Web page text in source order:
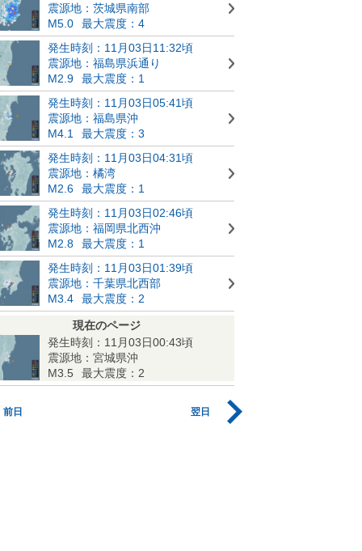
震源地：茨城県南部
M5.0
最大震度：4
発生時刻：11月03日11:32頃
震源地：福島県浜通り
M2.9
最大震度：1
発生時刻：11月03日05:41頃
震源地：福島県沖
M4.1
最大震度：3
発生時刻：11月03日04:31頃
震源地：橘湾
M2.6
最大震度：1
発生時刻：11月03日02:46頃
震源地：福岡県北西沖
M2.8
最大震度：1
発生時刻：11月03日01:39頃
震源地：千葉県北西部
M3.4
最大震度：2
現在のページ
発生時刻：11月03日00:43頃
震源地：宮城県沖
M3.5
最大震度：2
前日 翌日